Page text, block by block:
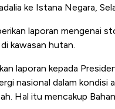
ke Istana Negara,
laporan mengenai
kawasan hutan.
laporan kepada
nasional dalam kondisi
Hal itu mencakup